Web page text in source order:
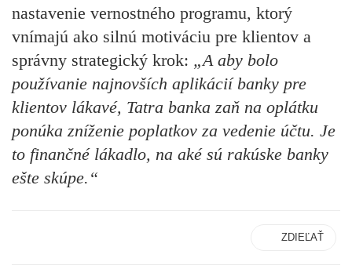
nastavenie vernostného programu, ktorý
vnímajú ako silnú motiváciu pre klientov a
správny strategický krok: „A aby bolo
používanie najnovších aplikácií banky pre
klientov lákavé, Tatra banka zaň na oplátku
ponúka zníženie poplatkov za vedenie účtu. Je
to finančné lákadlo, na aké sú rakúske banky
ešte skúpe.“
ZDIEĽAŤ